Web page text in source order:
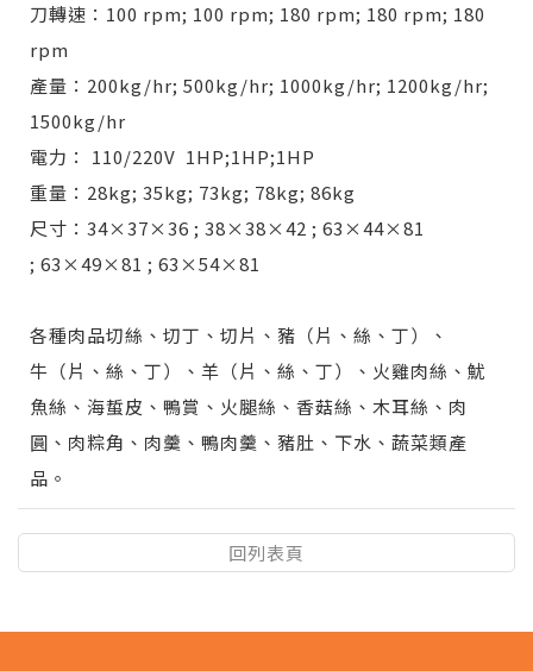
刀轉速：100 rpm; 100 rpm; 180 rpm; 180 rpm; 180
rpm
產量：200kg/hr; 500kg/hr; 1000kg/hr; 1200kg/hr;
1500kg/hr
電力： 110/220V 1HP;1HP;1HP
重量：28kg; 35kg; 73kg; 78kg; 86kg
尺寸：34×37×36 ; 38×38×42 ; 63×44×81
; 63×49×81 ; 63×54×81
各種肉品切絲、切丁、切片、豬（片、絲、丁）、
牛（片、絲、丁）、羊（片、絲、丁）、火雞肉絲、魷
魚絲、海蜇皮、鴨賞、火腿絲、香菇絲、木耳絲、肉
圓、肉粽角、肉羹、鴨肉羹、豬肚、下水、蔬菜類產
品。
回列表頁